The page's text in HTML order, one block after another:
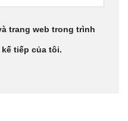
trang web trong trình
tiếp của tôi.